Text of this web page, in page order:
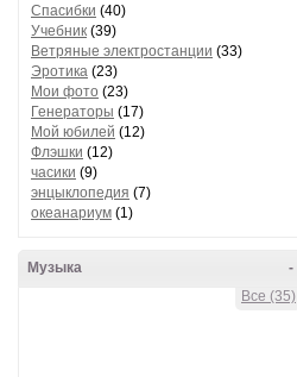
Спасибки (40)
Учебник (39)
Ветряные электростанции (33)
Эротика (23)
Мои фото (23)
Генераторы (17)
Мой юбилей (12)
Флэшки (12)
часики (9)
энцыклопедия (7)
океанариум (1)
-
Музыка
Все (35)